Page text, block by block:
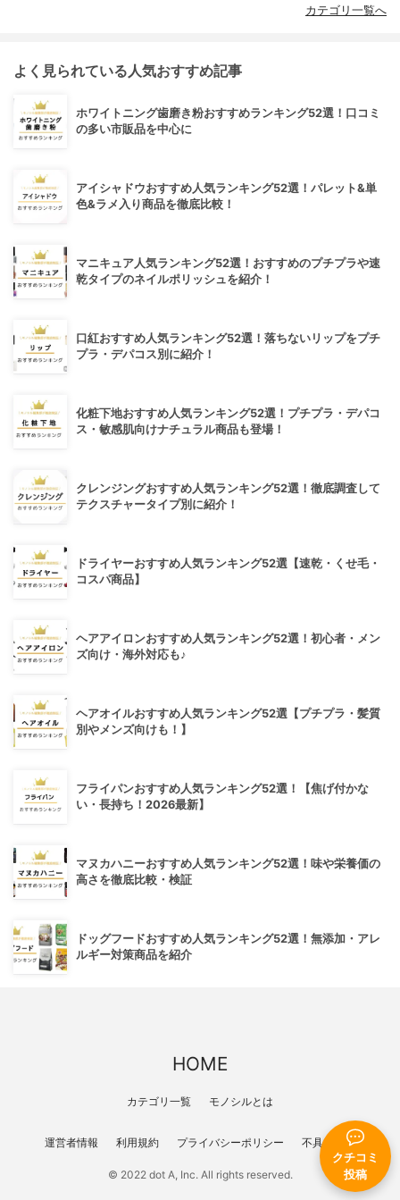
クチコミ
投稿
カテゴリ一覧へ
よく見られている人気おすすめ記事
ホワイトニング歯磨き粉おすすめランキング52選！口コミ
の多い市販品を中心に
アイシャドウおすすめ人気ランキング52選！パレット&単
色&ラメ入り商品を徹底比較！
マニキュア人気ランキング52選！おすすめのプチプラや速
乾タイプのネイルポリッシュを紹介！
口紅おすすめ人気ランキング52選！落ちないリップをプチ
プラ・デパコス別に紹介！
化粧下地おすすめ人気ランキング52選！プチプラ・デパコ
ス・敏感肌向けナチュラル商品も登場！
クレンジングおすすめ人気ランキング52選！徹底調査して
テクスチャータイプ別に紹介！
ドライヤーおすすめ人気ランキング52選【速乾・くせ毛・
コスパ商品】
ヘアアイロンおすすめ人気ランキング52選！初心者・メン
ズ向け・海外対応も♪
ヘアオイルおすすめ人気ランキング52選【プチプラ・髪質
別やメンズ向けも！】
フライパンおすすめ人気ランキング52選！【焦げ付かな
い・長持ち！2026最新】
マヌカハニーおすすめ人気ランキング52選！味や栄養価の
高さを徹底比較・検証
ドッグフードおすすめ人気ランキング52選！無添加・アレ
ルギー対策商品を紹介
HOME
カテゴリ一覧 モノシルとは
運営者情報 利用規約 プライバシーポリシー 不具合報告
© 2022 dot A, Inc. All rights reserved.